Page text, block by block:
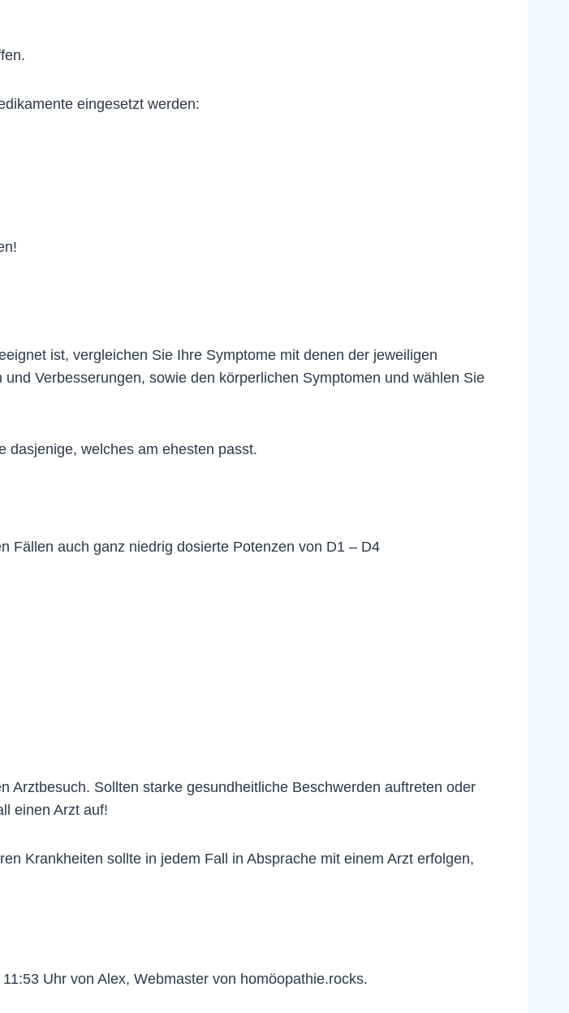
eingesetzt werden:
ist, vergleichen Sie Ihre Symptome mit denen der jeweiligen
Verbesserungen, sowie den körperlichen Symptomen und wählen Sie
dasjenige, welches am ehesten passt.
Fällen auch ganz niedrig dosierte Potenzen von D1 – D4
Arztbesuch. Sollten starke gesundheitliche Beschwerden auftreten oder
einen Arzt auf!
Krankheiten sollte in jedem Fall in Absprache mit einem Arzt erfolgen,
Uhr von Alex, Webmaster von homöopathie.rocks.